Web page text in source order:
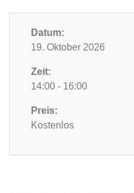
Datum:
19. Oktober 2026
Zeit:
14:00 - 16:00
Preis:
Kostenlos